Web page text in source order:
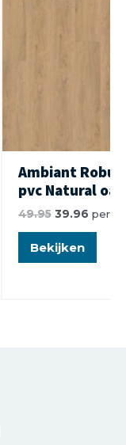
Ambiant
pvc Natural oak
49.95 39.96 per
Bekijken